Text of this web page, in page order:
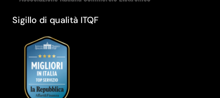
Sigillo di qualità ITQF